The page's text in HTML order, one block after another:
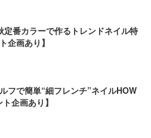
定番カラーで作るトレンドネイル特
企画あり】
フで簡単“細フレンチ”ネイルHOW
企画あり】